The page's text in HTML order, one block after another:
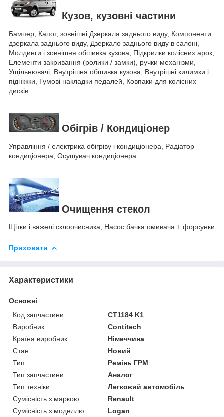
Кузов, кузовні частини
Бампер, Капот, зовнішні Дзеркала заднього виду, Компоненти
дзеркала заднього виду, Дзеркало заднього виду в салоні,
Молдинги і зовнішня обшивка кузова, Підкрилки колісних арок,
Елементи закривання (ролики / замки), ручки механізми,
Ущільнювачі, Внутрішня обшивка кузова, Внутрішні килимки і
підніжки, Гумові накладки педалей, Ковпаки для колісних
дисків
Обігрів / Кондиціонер
Управління / електрика обігріву і кондиціонера, Радіатор
кондиціонера, Осушувач кондиціонера
Очищення стекол
Щітки і важелі склоочисника, Насос бачка омивача + форсунки
Приховати
Характеристики
Основні
Код запчастини
CT1184 K1
Виробник
Contitech
Країна виробник
Німеччина
Стан
Новий
Тип
Ремінь ГРМ
Тип запчастини
Аналог
Тип техніки
Легковий автомобіль
Сумісність з маркою
Renault
Сумісність з моделлю
Logan